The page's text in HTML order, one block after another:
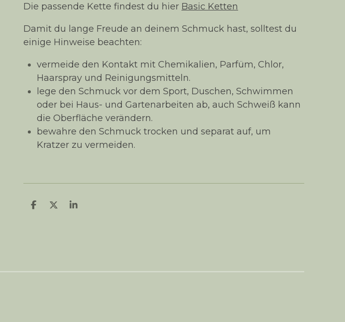
Die passende Kette findest du hier Basic Ketten
Damit du lange Freude an deinem Schmuck hast, solltest du
einige Hinweise beachten:
vermeide den Kontakt mit Chemikalien, Parfüm, Chlor,
Haarspray und Reinigungsmitteln.
lege den Schmuck vor dem Sport, Duschen, Schwimmen
oder bei Haus- und Gartenarbeiten ab, auch Schweiß kann
die Oberfläche verändern.
bewahre den Schmuck trocken und separat auf, um
Kratzer zu vermeiden.
T
T
T